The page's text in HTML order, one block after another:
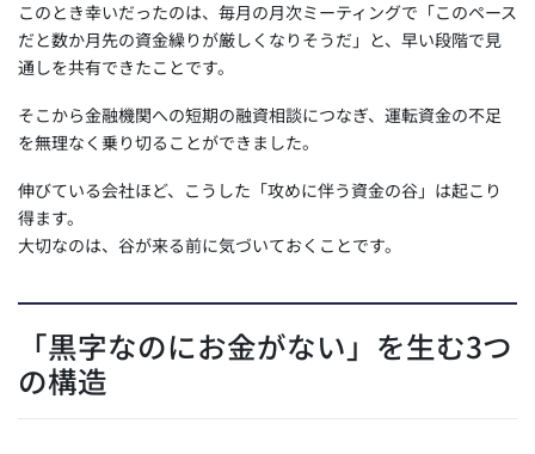
このとき幸いだったのは、毎月の月次ミーティングで「このペース
だと数か月先の資金繰りが厳しくなりそうだ」と、早い段階で見
通しを共有できたことです。
そこから金融機関への短期の融資相談につなぎ、運転資金の不足
を無理なく乗り切ることができました。
伸びている会社ほど、こうした「攻めに伴う資金の谷」は起こり
得ます。
大切なのは、谷が来る前に気づいておくことです。
「黒字なのにお金がない」を生む3つ
の構造